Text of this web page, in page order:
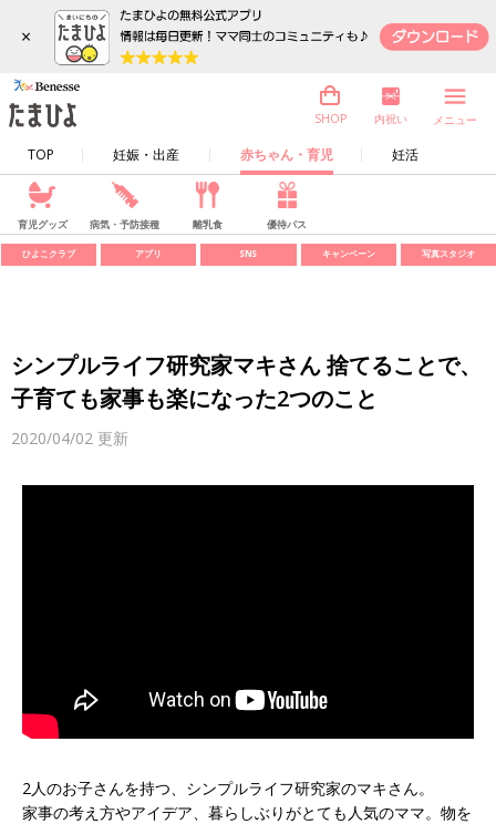
×
TOP 妊娠・出産 赤ちゃん・育児 妊活
SHOP 内祝い メニュー
育児グッズ 病気・予防接種 離乳食 優待パス
ひよこクラブ アプリ SNS キャンペーン 写真スタジオ
シンプルライフ研究家マキさん 捨てることで、
子育ても家事も楽になった2つのこと
2020/04/02 更新
2人のお子さんを持つ、シンプルライフ研究家のマキさん。
家事の考え方やアイデア、暮らしぶりがとても人気のママ。物を